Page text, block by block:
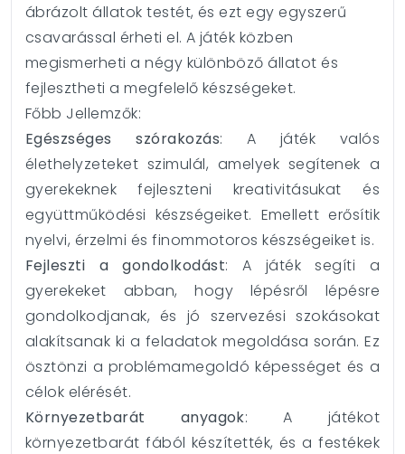
ábrázolt állatok testét, és ezt egy egyszerű
csavarással érheti el. A játék közben
megismerheti a négy különböző állatot és
fejlesztheti a megfelelő készségeket.
Főbb Jellemzők:
Egészséges szórakozás: A játék valós
élethelyzeteket szimulál, amelyek segítenek a
gyerekeknek fejleszteni kreativitásukat és
együttműködési készségeiket. Emellett erősítik
nyelvi, érzelmi és finommotoros készségeiket is.
Fejleszti a gondolkodást: A játék segíti a
gyerekeket abban, hogy lépésről lépésre
gondolkodjanak, és jó szervezési szokásokat
alakítsanak ki a feladatok megoldása során. Ez
ösztönzi a problémamegoldó képességet és a
célok elérését.
Környezetbarát anyagok: A játékot
környezetbarát fából készítették, és a festékek